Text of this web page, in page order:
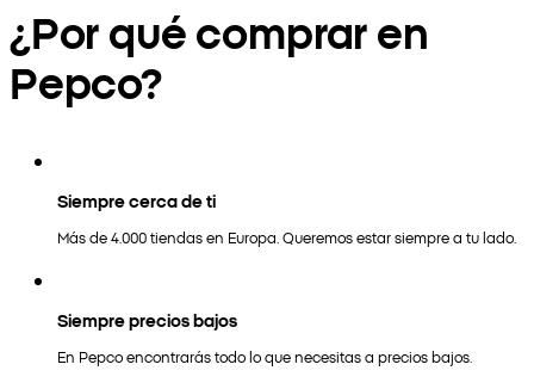
¿Por qué comprar en
Pepco?
Siempre cerca de ti
Más de 4.000 tiendas en Europa. Queremos estar siempre a tu lado.
Siempre precios bajos
En Pepco encontrarás todo lo que necesitas a precios bajos.